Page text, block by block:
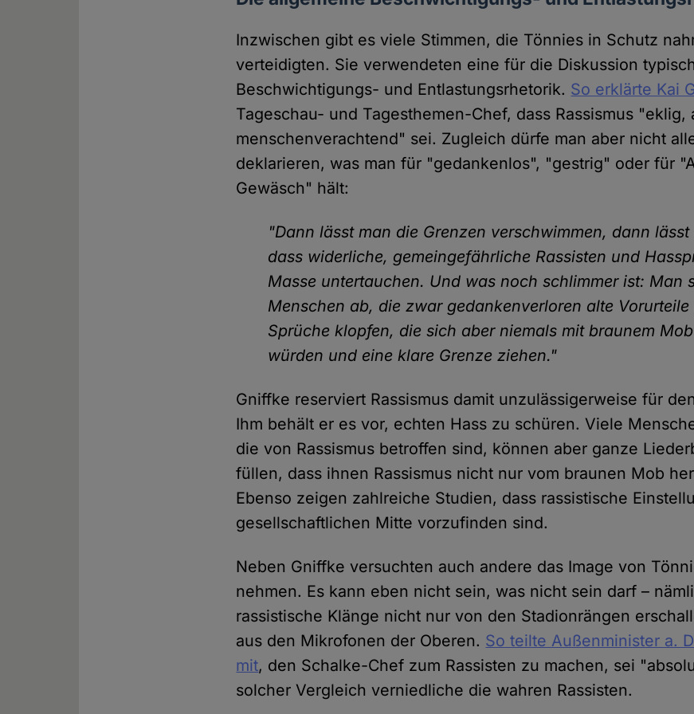
Inzwischen gibt es viele Stimmen, die Tönnies in Schutz
verteidigten. Sie verwendeten eine für die Diskussion
Beschwichtigungs- und Entlastungsrhetorik. So erklärte Kai
Tageschau- und Tagesthemen-Chef, dass Rassismus "eklig,
menschenverachtend" sei. Zugleich dürfe man aber nicht
deklarieren, was man für "gedankenlos", "gestrig" oder für
Gewäsch" hält:
"Dann lässt man die Grenzen verschwimmen, dann lässt
dass widerliche, gemeingefährliche Rassisten und
Masse untertauchen. Und was noch schlimmer ist: Man
Menschen ab, die zwar gedankenverloren alte
Sprüche klopfen, die sich aber niemals mit braunem
würden und eine klare Grenze ziehen."
Gniffke reserviert Rassismus damit unzulässigerweise für
Ihm behält er es vor, echten Hass zu schüren. Viele
die von Rassismus betroffen sind, können aber ganze
füllen, dass ihnen Rassismus nicht nur vom braunen Mob
Ebenso zeigen zahlreiche Studien, dass rassistische
gesellschaftlichen Mitte vorzufinden sind.
Neben Gniffke versuchten auch andere das Image von
nehmen. Es kann eben nicht sein, was nicht sein darf –
rassistische Klänge nicht nur von den Stadionrängen
aus den Mikrofonen der Oberen. So teilte Außenminister a.
mit, den Schalke-Chef zum Rassisten zu machen, sei
solcher Vergleich verniedliche die wahren Rassisten.